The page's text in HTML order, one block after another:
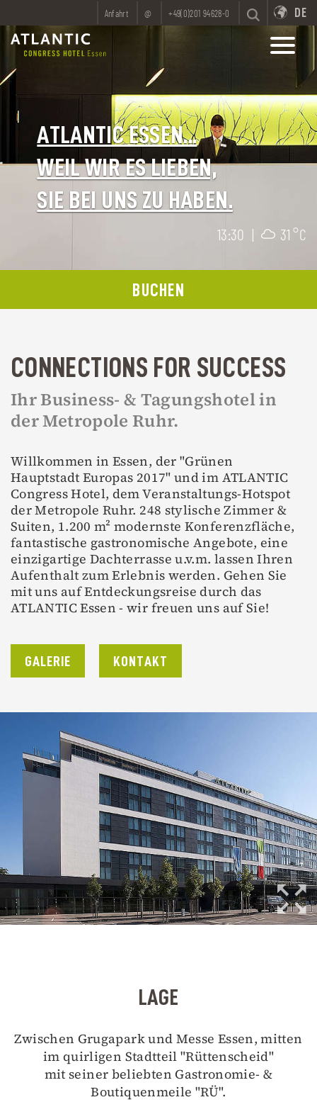
Anfahrt @ +49(0)201 94628-0 DE
ATLANTIC ESSEN...
WEIL WIR ES LIEBEN,
SIE BEI UNS ZU HABEN.
13:30 | 31 °C
BUCHEN
CONNECTIONS FOR SUCCESS
Ihr Business- & Tagungshotel in
der Metropole Ruhr.
Willkommen in Essen, der "Grünen
Hauptstadt Europas 2017" und im ATLANTIC
Congress Hotel, dem Veranstaltungs-Hotspot
der Metropole Ruhr. 248 stylische Zimmer &
Suiten, 1.200 m² modernste Konferenzfläche,
fantastische gastronomische Angebote, eine
einzigartige Dachterrasse u.v.m. lassen Ihren
Aufenthalt zum Erlebnis werden. Gehen Sie
mit uns auf Entdeckungsreise durch das
ATLANTIC Essen - wir freuen uns auf Sie!
GALERIE KONTAKT
LAGE
Zwischen Grugapark und Messe Essen, mitten
im quirligen Stadtteil "Rüttenscheid"
mit seiner beliebten Gastronomie- &
Boutiquenmeile "RÜ".